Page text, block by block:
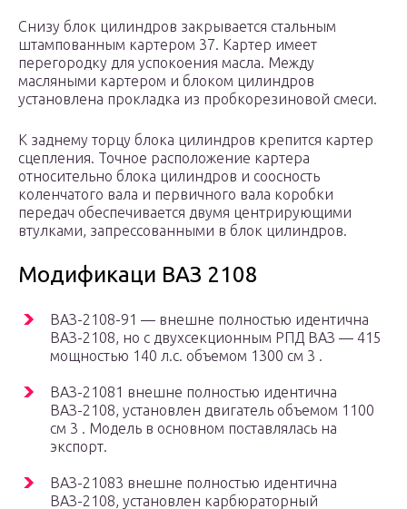
Снизу блок цилиндров закрывается стальным
штампованным картером 37. Картер имеет
перегородку для успокоения масла. Между
масляными картером и блоком цилиндров
установлена прокладка из пробкорезиновой смеси.
К заднему торцу блока цилиндров крепится картер
сцепления. Точное расположение картера
относительно блока цилиндров и соосность
коленчатого вала и первичного вала коробки
передач обеспечивается двумя центрирующими
втулками, запрессованными в блок цилиндров.
Модификаци ВАЗ 2108
ВАЗ-2108-91 — внешне полностью идентична
ВАЗ-2108, но с двухсекционным РПД ВАЗ — 415
мощностью 140 л.с. объемом 1300 см 3 .
ВАЗ-21081 внешне полностью идентична
ВАЗ-2108, установлен двигатель объемом 1100
см 3 . Модель в основном поставлялась на
экспорт.
ВАЗ-21083 внешне полностью идентична
ВАЗ-2108, установлен карбюраторный